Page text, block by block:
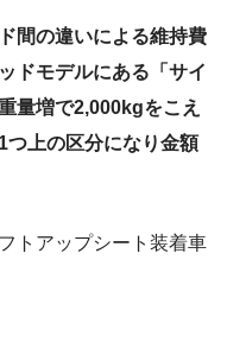
間の違いによる維持費
ドモデルにある「サイ
量増で2,000kgをこえ
つ上の区分になり金額
トアップシート装着車